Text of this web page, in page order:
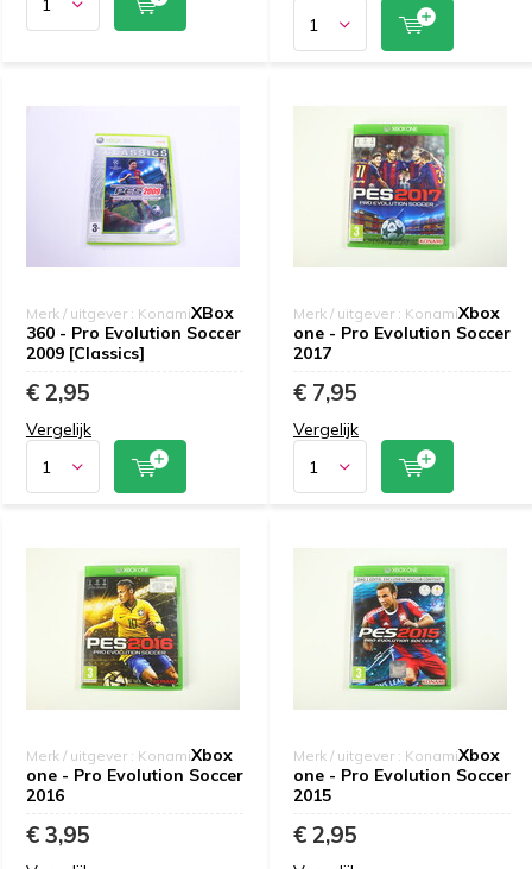
Merk / uitgever : KonamiXBox
360 - Pro Evolution Soccer
2009 [Classics]
€ 2,95
Vergelijk
Merk / uitgever : KonamiXbox
one - Pro Evolution Soccer
2017
€ 7,95
Vergelijk
Merk / uitgever : KonamiXbox
one - Pro Evolution Soccer
2016
€ 3,95
Merk / uitgever : KonamiXbox
one - Pro Evolution Soccer
2015
€ 2,95